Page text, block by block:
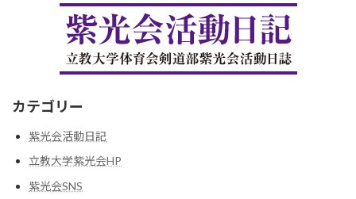
カテゴリー
紫光会活動日記
立教大学紫光会HP
紫光会SNS